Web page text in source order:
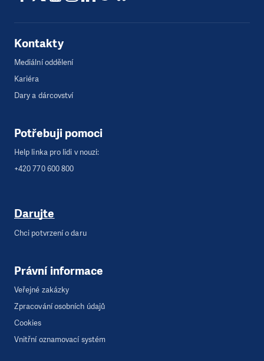
Kontakty
Mediální oddělení
Kariéra
Dary a dárcovství
Potřebuji pomoci
Help linka pro lidi v nouzi:
+420 770 600 800
Darujte
Chci potvrzení o daru
Právní informace
Veřejné zakázky
Zpracování osobních údajů
Cookies
Vnitřní oznamovací systém